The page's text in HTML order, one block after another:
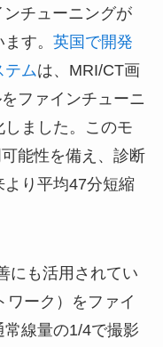
チューニングが
す。 英国で開発
テムは、MRI/CT画
ファインチューニ
ました。このモ
能性を備え、診断
り平均47分短縮
にも活用されてい
ワーク）をファイ
線量の1/4で撮影